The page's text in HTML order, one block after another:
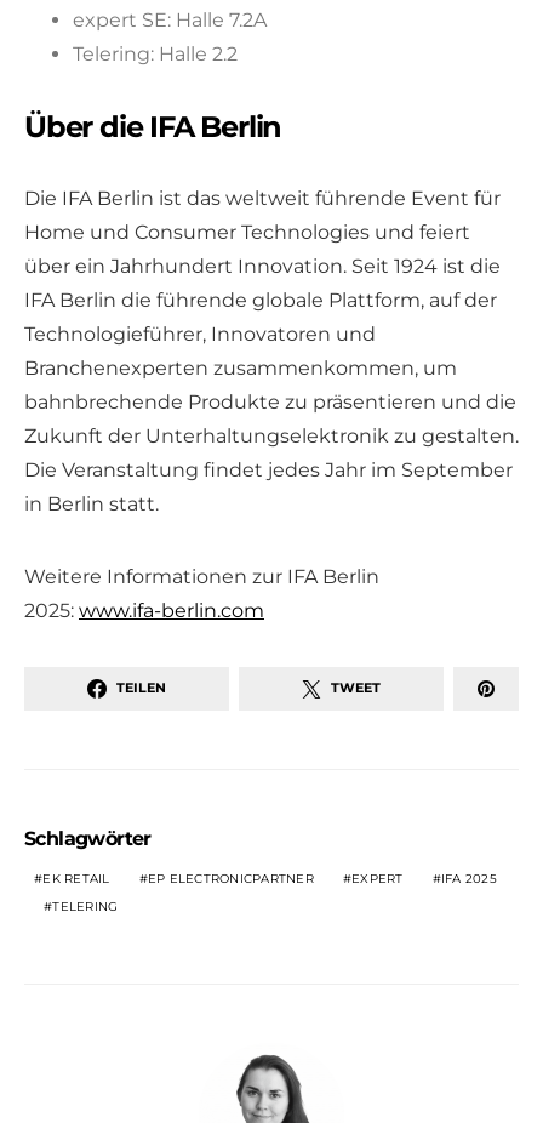
expert SE: Halle 7.2A
Telering: Halle 2.2
Über die IFA Berlin
Die IFA Berlin ist das weltweit führende Event für
Home und Consumer Technologies und feiert
über ein Jahrhundert Innovation. Seit 1924 ist die
IFA Berlin die führende globale Plattform, auf der
Technologieführer, Innovatoren und
Branchenexperten zusammenkommen, um
bahnbrechende Produkte zu präsentieren und die
Zukunft der Unterhaltungselektronik zu gestalten.
Die Veranstaltung findet jedes Jahr im September
in Berlin statt.
Weitere Informationen zur IFA Berlin
2025: www.ifa-berlin.com
TEILEN TWEET
Schlagwörter
EK RETAIL EP ELECTRONICPARTNER EXPERT
IFA 2025
TELERING